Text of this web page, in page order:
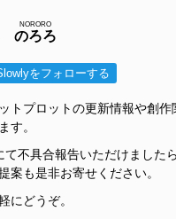
のろろ
NORORO
をフォローする
トプロットの更新情報や創作
す。
て不具合報告いただけました
案も是非お寄せください。
にどうぞ。